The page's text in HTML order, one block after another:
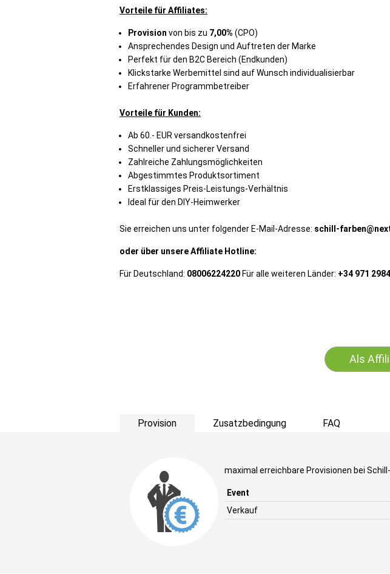
Vorteile für Affiliates:
Provision von bis zu 7,00% (CPO)
Ansprechendes Design und Auftreten der Marke
Perfekt für den B2C Bereich (Endkunden)
Klickstarke Werbemittel sind auf Wunsch individualisierbar
Erfahrener Programmbetreiber
Vorteile für Kunden:
Ab 60.- EUR versandkostenfrei
Schneller und sicherer Versand
Zahlreiche Zahlungsmöglichkeiten
Abgestimmtes Produktsortiment
Erstklassiges Preis-Leistungs-Verhältnis
Ideal für den DIY-Heimwerker
Sie erreichen uns unter folgender E-Mail-Adresse: schill-
oder über unsere Affiliate Hotline:
Für Deutschland: 08006224220 Für alle weiteren Länder: +34 971
Als
Provision Zusatzbedingung FAQ
maximal erreichbare Provisionen bei
Event
Verkauf